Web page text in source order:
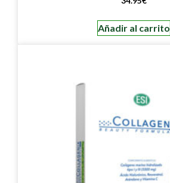
Añadir al carrito